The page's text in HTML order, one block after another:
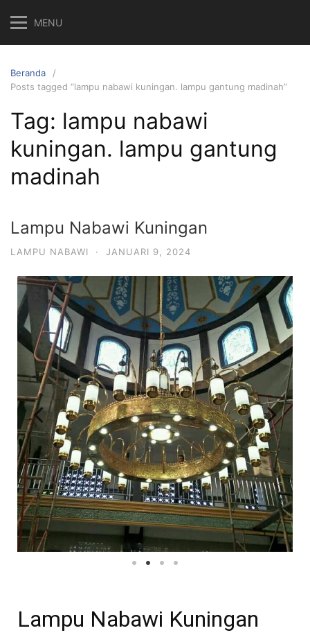
MENU
Beranda
Posts tagged “lampu nabawi kuningan. lampu gantung madinah”
Tag: lampu nabawi
kuningan. lampu gantung
madinah
Lampu Nabawi Kuningan
LAMPU NABAWI · JANUARI 9, 2024
Lampu Nabawi Kuningan